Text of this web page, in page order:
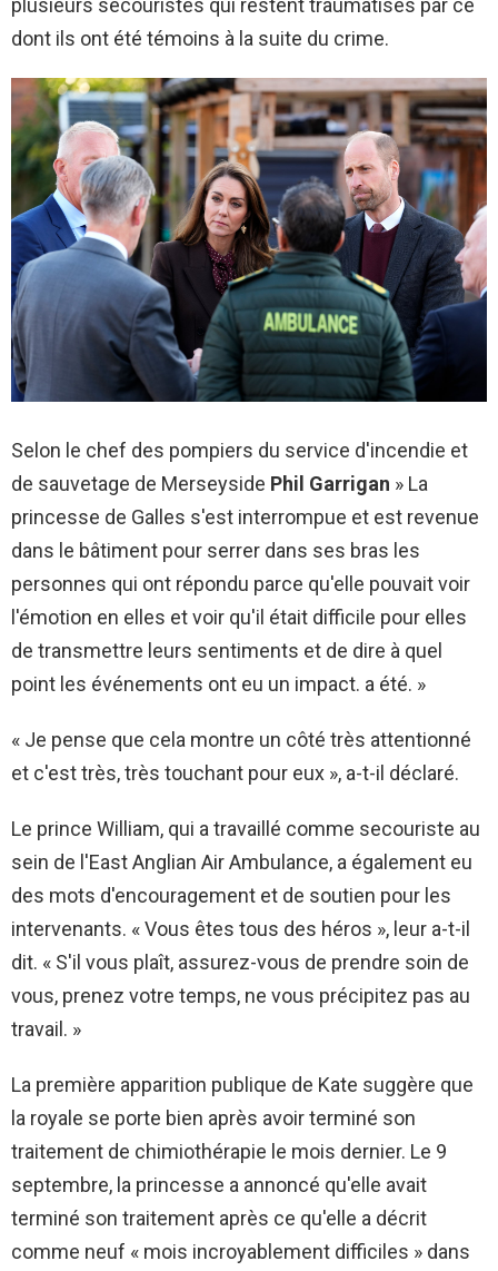
plusieurs secouristes qui restent traumatisés par ce
dont ils ont été témoins à la suite du crime.
Selon le chef des pompiers du service d'incendie et
de sauvetage de Merseyside Phil Garrigan » La
princesse de Galles s'est interrompue et est revenue
dans le bâtiment pour serrer dans ses bras les
personnes qui ont répondu parce qu'elle pouvait voir
l'émotion en elles et voir qu'il était difficile pour elles
de transmettre leurs sentiments et de dire à quel
point les événements ont eu un impact. a été. »
« Je pense que cela montre un côté très attentionné
et c'est très, très touchant pour eux », a-t-il déclaré.
Le prince William, qui a travaillé comme secouriste au
sein de l'East Anglian Air Ambulance, a également eu
des mots d'encouragement et de soutien pour les
intervenants. « Vous êtes tous des héros », leur a-t-il
dit. « S'il vous plaît, assurez-vous de prendre soin de
vous, prenez votre temps, ne vous précipitez pas au
travail. »
La première apparition publique de Kate suggère que
la royale se porte bien après avoir terminé son
traitement de chimiothérapie le mois dernier. Le 9
septembre, la princesse a annoncé qu'elle avait
terminé son traitement après ce qu'elle a décrit
comme neuf « mois incroyablement difficiles » dans